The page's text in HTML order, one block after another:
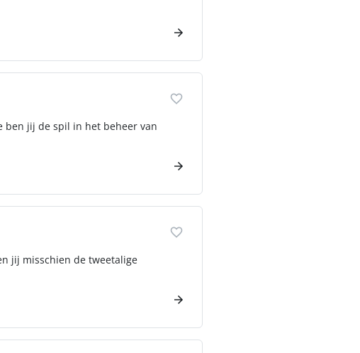
ben jij de spil in het beheer van
jij misschien de tweetalige